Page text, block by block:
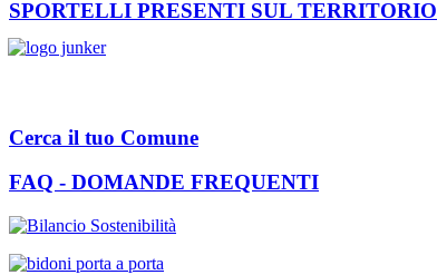
SPORTELLI PRESENTI SUL TERRITORIO
Cerca il tuo Comune
FAQ - DOMANDE FREQUENTI